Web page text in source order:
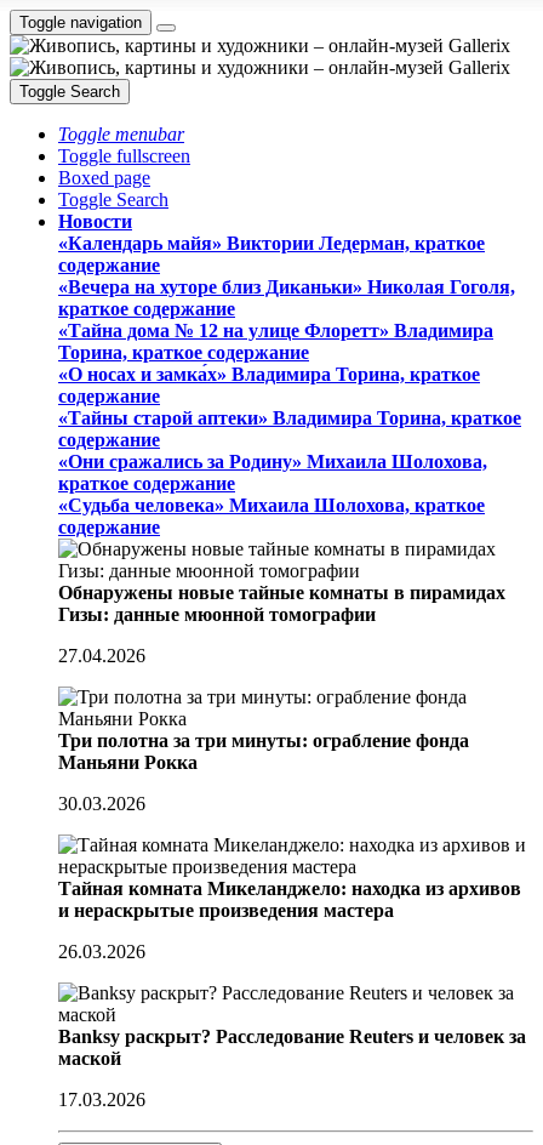
Toggle navigation
Toggle Search
Toggle menubar
Toggle fullscreen
Boxed page
Toggle Search
Новости
«Календарь майя» Виктории Ледерман, краткое
содержание
«Вечера на хуторе близ Диканьки» Николая Гоголя,
краткое содержание
«Тайна дома № 12 на улице Флоретт» Владимира
Торина, краткое содержание
«О носах и замка́х» Владимира Торина, краткое
содержание
«Тайны старой аптеки» Владимира Торина, краткое
содержание
«Они сражались за Родину» Михаила Шолохова,
краткое содержание
«Судьба человека» Михаила Шолохова, краткое
содержание
Обнаружены новые тайные комнаты в пирамидах
Гизы: данные мюонной томографии
27.04.2026
Три полотна за три минуты: ограбление фонда
Маньяни Рокка
30.03.2026
Тайная комната Микеланджело: находка из архивов
и нераскрытые произведения мастера
26.03.2026
Banksy раскрыт? Расследование Reuters и человек за
маской
17.03.2026